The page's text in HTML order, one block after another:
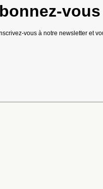
vous à notre newsletter et